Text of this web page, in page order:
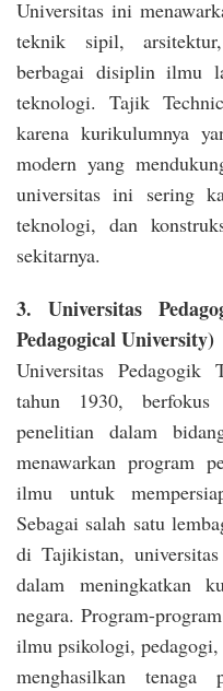
Universitas ini
teknik sipil,
berbagai disiplin ilmu
teknologi. Tajik
karena kurikulumnya
modern yang
universitas ini sering
teknologi, dan
sekitarnya.
3. Universitas
Pedagogical University)
Universitas
tahun 1930,
penelitian dalam
menawarkan program
ilmu untuk
Sebagai salah satu
di Tajikistan,
dalam meningkatkan
negara. Program-
ilmu psikologi, pedagogi,
menghasilkan